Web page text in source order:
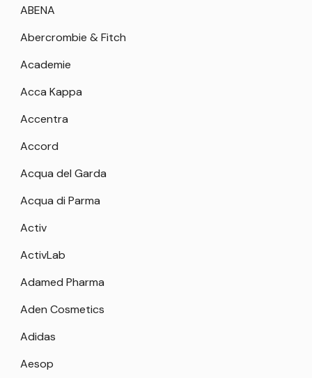
ABENA
Abercrombie & Fitch
Academie
Acca Kappa
Accentra
Accord
Acqua del Garda
Acqua di Parma
Activ
ActivLab
Adamed Pharma
Aden Cosmetics
Adidas
Aesop